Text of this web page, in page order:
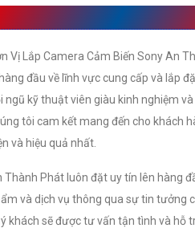
Vị Lắp Camera Cảm Biến Sony An
đầu về lĩnh vực cung cấp và lắp
ngũ kỹ thuật viên giàu kinh nghiệm
tôi cam kết mang đến cho khách
và hiệu quả nhất.
Thành Phát luôn đặt uy tín lên hàng
và dịch vụ thông qua sự tin tưởng
khách sẽ được tư vấn tận tình và hỗ